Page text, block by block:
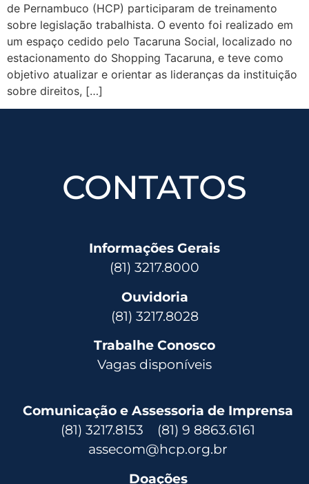
de Pernambuco (HCP) participaram de treinamento
sobre legislação trabalhista. O evento foi realizado em
um espaço cedido pelo Tacaruna Social, localizado no
estacionamento do Shopping Tacaruna, e teve como
objetivo atualizar e orientar as lideranças da instituição
sobre direitos, […]
CONTATOS
Informações Gerais
(81) 3217.8000
Ouvidoria
(81) 3217.8028
Trabalhe Conosco
Vagas disponíveis
Comunicação e Assessoria de Imprensa
(81) 3217.8153 (81) 9 8863.6161
assecom@hcp.org.br
Doações